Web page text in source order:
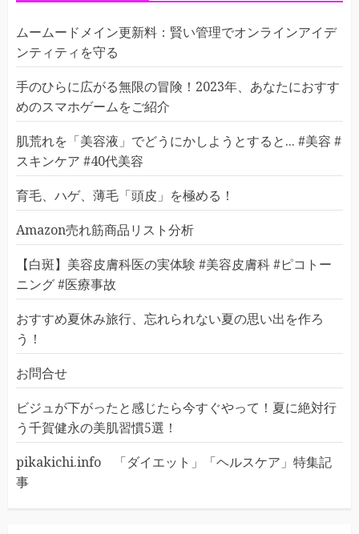
ムームードメイン更新料：賢い管理でオンラインアイデ
ンティティを守る
手のひらに広がる無限の冒険！2023年、あなたにおすす
めのスマホゲームをご紹介
肌荒れを「美容液」でどうにかしようとすると... #美容 #
スキンケア #40代美容
育毛、ハゲ、薄毛「頭皮」を極める！
Amazon売れ筋商品リスト分析
【白斑】美容皮膚科医の実体験 #美容皮膚科 #ピコトー
ニング #医療事故
おすすめ夏休み旅行、忘れられない夏の思い出を作ろ
う！
お問合せ
ビジュが下がったと感じたら今すぐやって！夏に絶対行
う千賀健永の美肌習慣5選！
pikakichi.info 「ダイエット」「ヘルスケア」特集記
事